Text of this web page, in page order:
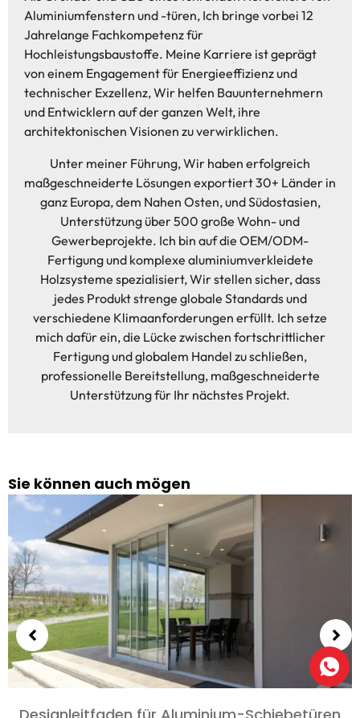
Aluminiumfenstern und -türen, Ich bringe vorbei 12
Jahrelange Fachkompetenz für
Hochleistungsbaustoffe. Meine Karriere ist geprägt
von einem Engagement für Energieeffizienz und
technischer Exzellenz, Wir helfen Bauunternehmern
und Entwicklern auf der ganzen Welt, ihre
architektonischen Visionen zu verwirklichen.
Unter meiner Führung, Wir haben erfolgreich
maßgeschneiderte Lösungen exportiert 30+ Länder in
ganz Europa, dem Nahen Osten, und Südostasien,
Unterstützung über 500 große Wohn- und
Gewerbeprojekte. Ich bin auf die OEM/ODM-
Fertigung und komplexe aluminiumverkleidete
Holzsysteme spezialisiert, Wir stellen sicher, dass
jedes Produkt strenge globale Standards und
verschiedene Klimaanforderungen erfüllt. Ich setze
mich dafür ein, die Lücke zwischen fortschrittlicher
Fertigung und globalem Handel zu schließen,
professionelle Bereitstellung, maßgeschneiderte
Unterstützung für Ihr nächstes Projekt.
Sie können auch mögen